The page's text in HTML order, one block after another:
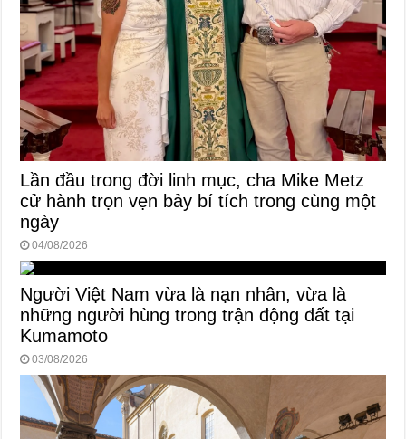
Lần đầu trong đời linh mục, cha Mike Metz
cử hành trọn vẹn bảy bí tích trong cùng một
ngày
04/08/2026
Người Việt Nam vừa là nạn nhân, vừa là
những người hùng trong trận động đất tại
Kumamoto
03/08/2026